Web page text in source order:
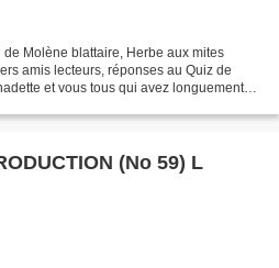
Molène blattaire, Herbe aux mites
amis lecteurs, réponses au Quiz de
et vous tous qui avez longuement
(No 59) L